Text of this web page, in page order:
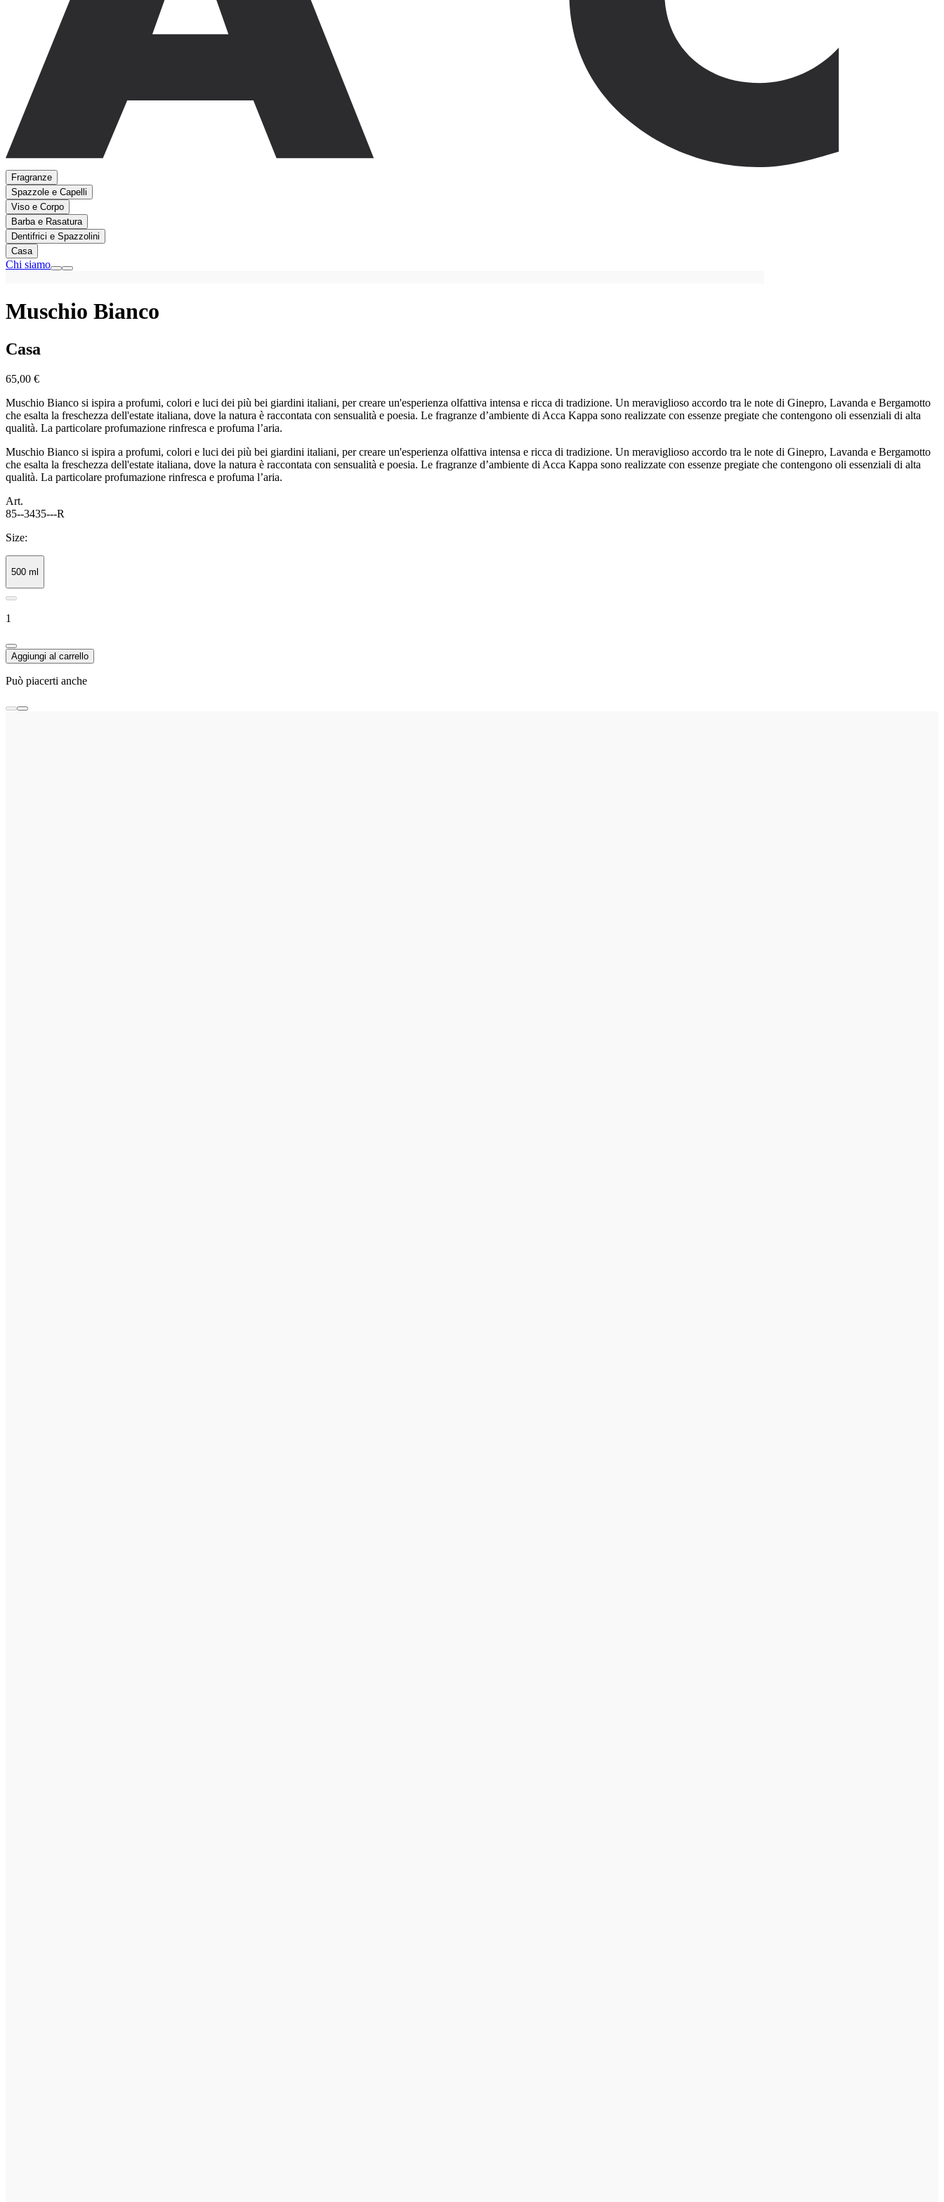
Fragranze
Spazzole e Capelli
Viso e Corpo
Barba e Rasatura
Dentifrici e Spazzolini
Casa
Chi siamo
Muschio Bianco
Casa
65,00 €
Muschio Bianco si ispira a profumi, colori e luci dei più bei giardini italiani, per creare un'esperienza olfattiva intensa e ricca di tradizione. Un meraviglioso accordo tra le note di Ginepro, Lavanda e Bergamotto
che esalta la freschezza dell'estate italiana, dove la natura è raccontata con sensualità e poesia. Le fragranze d’ambiente di Acca Kappa sono realizzate con essenze pregiate che contengono oli essenziali di alta
qualità. La particolare profumazione rinfresca e profuma l’aria.
Muschio Bianco si ispira a profumi, colori e luci dei più bei giardini italiani, per creare un'esperienza olfattiva intensa e ricca di tradizione. Un meraviglioso accordo tra le note di Ginepro, Lavanda e Bergamotto
che esalta la freschezza dell'estate italiana, dove la natura è raccontata con sensualità e poesia. Le fragranze d’ambiente di Acca Kappa sono realizzate con essenze pregiate che contengono oli essenziali di alta
qualità. La particolare profumazione rinfresca e profuma l’aria.
Art.
85--3435---R
Size:
500 ml
1
Aggiungi al carrello
Può piacerti anche